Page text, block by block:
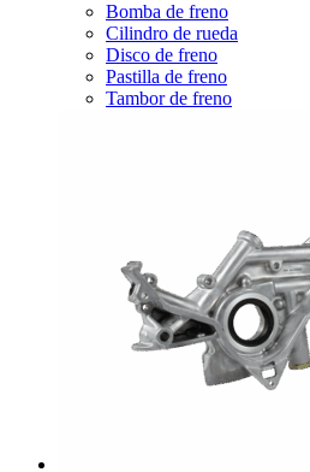
Bomba de freno
Cilindro de rueda
Disco de freno
Pastilla de freno
Tambor de freno